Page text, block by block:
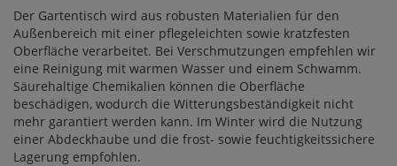
Der Gartentisch wird aus robusten Materialien für den
Außenbereich mit einer pflegeleichten sowie kratzfesten
Oberfläche verarbeitet. Bei Verschmutzungen empfehlen wir
eine Reinigung mit warmen Wasser und einem Schwamm.
Säurehaltige Chemikalien können die Oberfläche
beschädigen, wodurch die Witterungsbeständigkeit nicht
mehr garantiert werden kann. Im Winter wird die Nutzung
einer Abdeckhaube und die frost- sowie feuchtigkeitssichere
Lagerung empfohlen.